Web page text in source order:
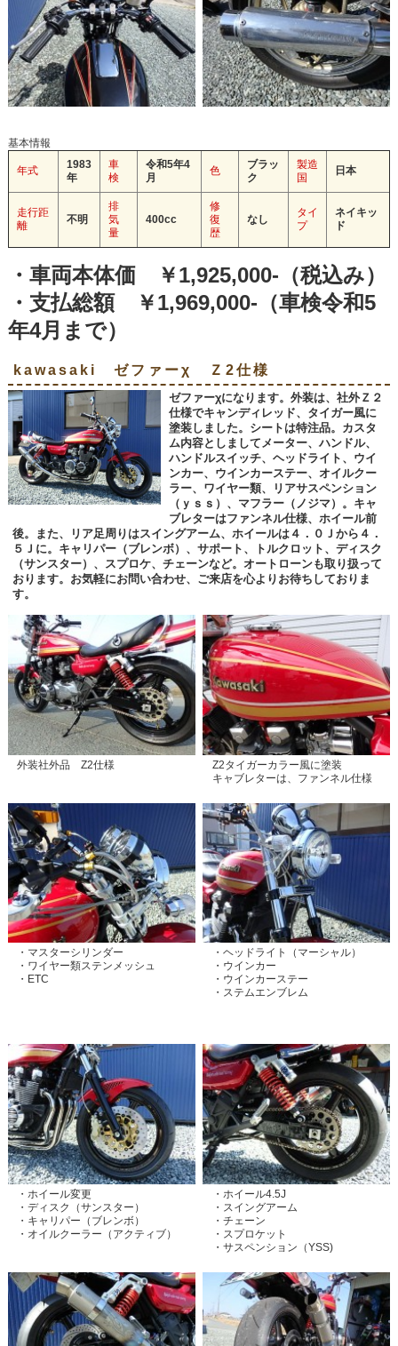
基本情報
年式
1983
年
車
検
令和5年4
月
色
ブラッ
ク
製造
国
日本
走行距
離
不明
排
気
量
400cc
修
復
歴
なし
タイ
プ
ネイキッ
ド
・車両本体価 ￥1,925,000-（税込み）
・支払総額 ￥1,969,000-（車検令和5
年4月まで）
kawasaki ゼファーχ Ｚ2仕様
ゼファーχになります。外装は、社外Ｚ２
仕様でキャンディレッド、タイガー風に
塗装しました。シートは特注品。カスタ
ム内容としましてメーター、ハンドル、
ハンドルスイッチ、ヘッドライト、ウイ
ンカー、ウインカーステー、オイルクー
ラー、ワイヤー類、リアサスペンション
（ｙｓｓ）、マフラー（ノジマ）。キャ
ブレターはファンネル仕様、ホイール前
後。また、リア足周りはスイングアーム、ホイールは４．０Ｊから４．
５Ｊに。キャリパー（ブレンボ）、サポート、トルクロット、ディスク
（サンスター）、スプロケ、チェーンなど。オートローンも取り扱って
おります。お気軽にお問い合わせ、ご来店を心よりお待ちしておりま
す。
外装社外品 Z2仕様
Z2タイガーカラー風に塗装
キャブレターは、ファンネル仕様
・マスターシリンダー
・ワイヤー類ステンメッシュ
・ETC
・ヘッドライト（マーシャル）
・ウインカー
・ウインカーステー
・ステムエンブレム
・ホイール変更
・ディスク（サンスター）
・キャリパー（ブレンボ）
・オイルクーラー（アクティブ）
・ホイール4.5J
・スイングアーム
・チェーン
・スプロケット
・サスペンション（YSS)